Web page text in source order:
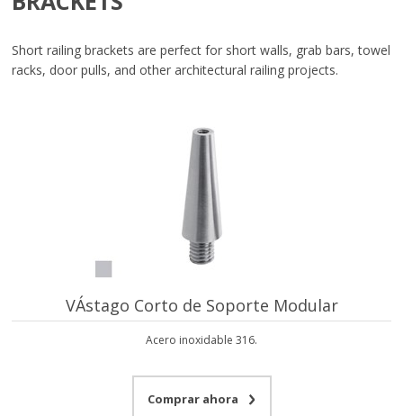
Short railing brackets are perfect for short walls, grab bars, towel
racks, door pulls, and other architectural railing projects.
VÁstago Corto de Soporte Modular
Acero inoxidable 316.
Comprar ahora